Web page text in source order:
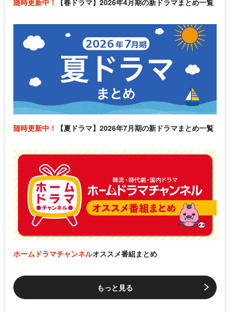
随時更新中！ 【夏ドラマ】2026年7月期の新ドラマまとめ一覧
ホームドラマチャンネルオススメ番組まとめ
もっと見る